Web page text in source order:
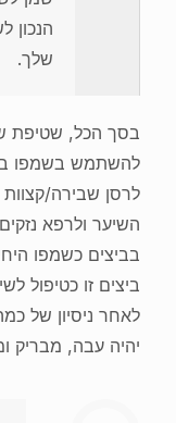
הנכון
שלך.
בסך הכל, שטיפת
להשתמש בשמפו
לרסן שבירה/
השיער ולרפא
בביצים כשמפו
ביצים זו כטיפול
לאחר ניסיון של
יהיה עבה, מבריק